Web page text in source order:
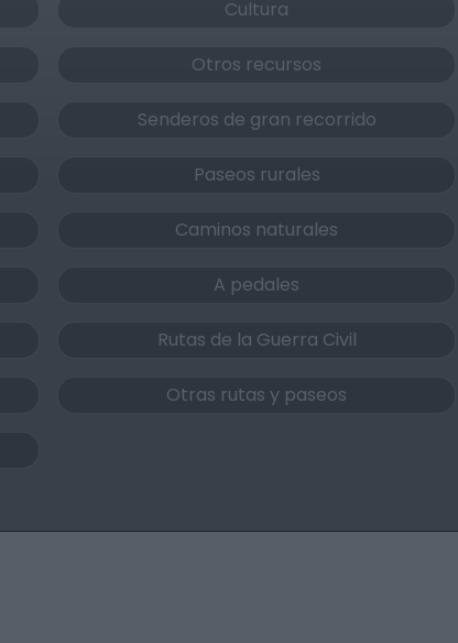
Cultura
Otros recursos
Senderos de gran recorrido
Paseos rurales
Caminos naturales
A pedales
Rutas de la Guerra Civil
Otras rutas y paseos